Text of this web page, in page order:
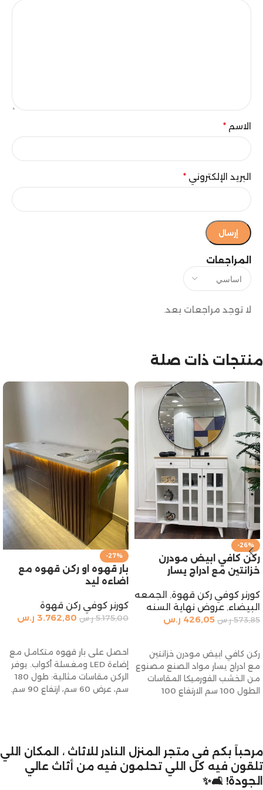
المراجعات
لا توجد مراجعات بعد.
الاسم *
البريد الإلكتروني *
منتجات ذات صلة
-26%
ركن كافي ابيض مودرن
خزانتين مع ادراج يسار
كورنر كوفي ركن قهوة, الجمعه
البيضاء, عروض نهاية السنه
573,85 ر.س 426,05 ر.س
ركن كافي ابيض مودرن خزانتين
مع ادراج يسار مواد الصنع مصنوع
من الخشب الفورميكا المقاسات
الطول 100 سم الارتفاع 100
-27%
بار قهوه او ركن قهوه مع
اضاءه ليد
كورنر كوفي ركن قهوة
5.175,00 ر.س 3.762,80 ر.س
احصل على بار قهوه متكامل مع
إضاءة LED ومغسلة أكواب. يوفر
الركن مقاسات مثالية: طول 180
سم، عرض 60 سم، ارتفاع 90 سم.
مرحباً بكم في متجر المنزل النادر للاثاث ، المكان اللي
تلقون فيه كل اللي تحلمون فيه من أثاث عالي
الجودة! 🛋️✨